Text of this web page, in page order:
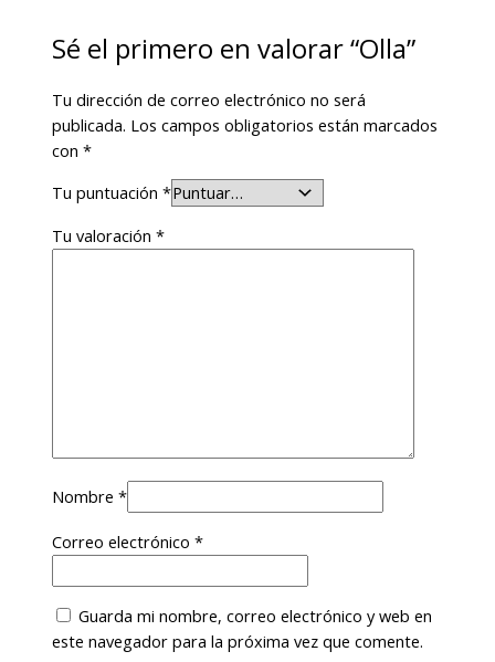
Sé el primero en valorar “Olla”
Tu dirección de correo electrónico no será
publicada. Los campos obligatorios están marcados
con*
Tu puntuación*
Tu valoración*
Nombre*
Correo electrónico*
Guarda mi nombre, correo electrónico y web en
este navegador para la próxima vez que comente.